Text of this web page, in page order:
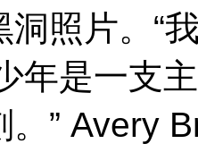
照片
年是一支
。”